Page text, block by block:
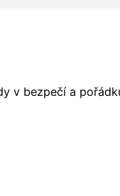
v bezpečí a